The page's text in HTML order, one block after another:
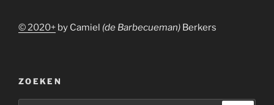
© 2020+ by Camiel (de Barbecueman) Berkers
ZOEKEN